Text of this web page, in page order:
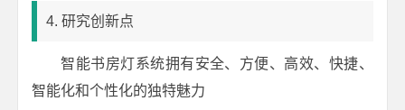
4. 研究创新点
智能书房灯系统拥有安全、方便、高效、快捷、
智能化和个性化的独特魅力